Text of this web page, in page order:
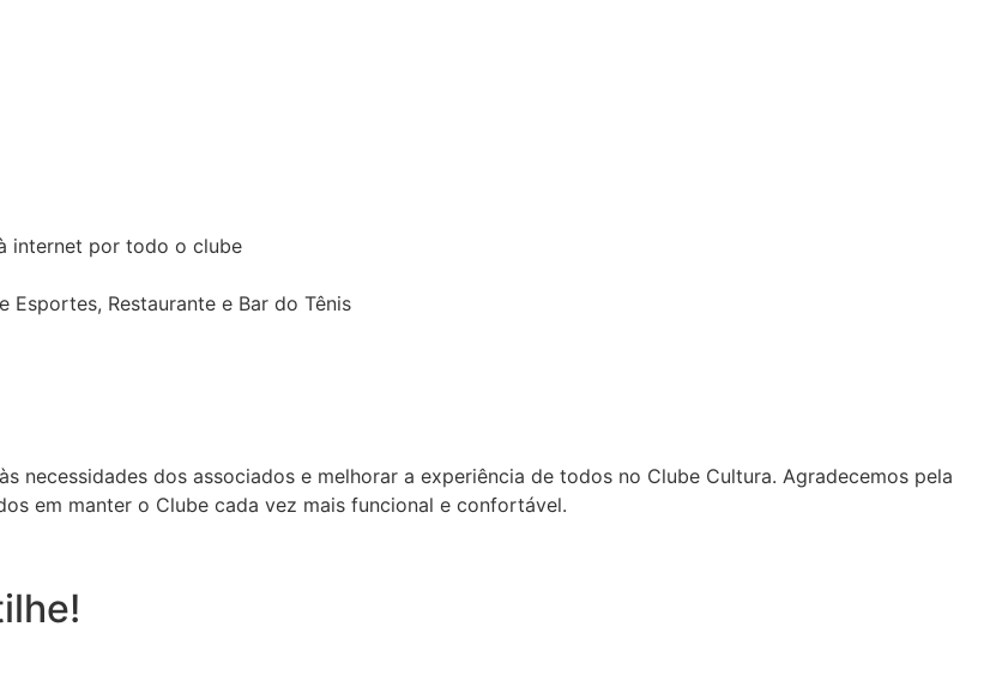
internet por todo o clube
Esportes, Restaurante e Bar do Tênis
necessidades dos associados e melhorar a experiência de todos no Clube Cultura. Agradecemos pela
em manter o Clube cada vez mais funcional e confortável.